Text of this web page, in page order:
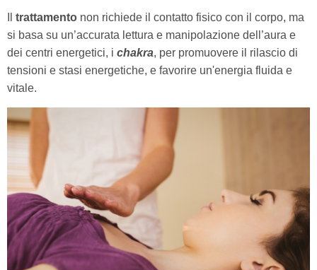
trattamento non richiede il contatto fisico con il corpo, ma
si basa su un’accurata lettura e manipolazione dell’aura e
dei centri energetici, i chakra, per promuovere il rilascio di
tensioni e stasi energetiche, e favorire un'energia fluida e
vitale.